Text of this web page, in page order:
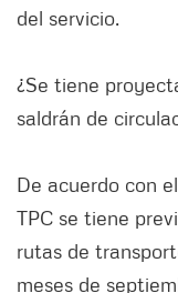
del servicio.
¿Se tiene
saldrán de
De acuerdo con
TPC se tiene
rutas de
meses de